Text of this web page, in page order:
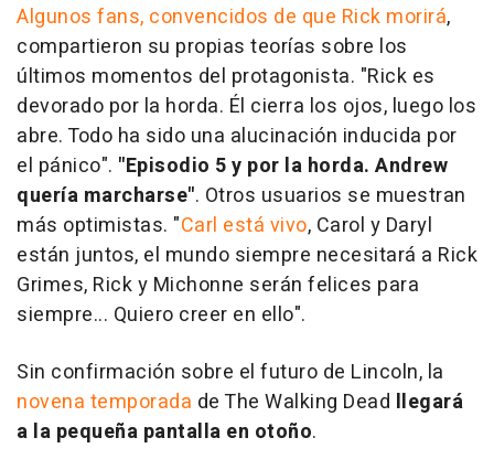
Algunos fans, convencidos de que Rick morirá,
compartieron su propias teorías sobre los
últimos momentos del protagonista. "Rick es
devorado por la horda. Él cierra los ojos, luego los
abre. Todo ha sido una alucinación inducida por
el pánico". "Episodio 5 y por la horda. Andrew
quería marcharse". Otros usuarios se muestran
más optimistas. "Carl está vivo, Carol y Daryl
están juntos, el mundo siempre necesitará a Rick
Grimes, Rick y Michonne serán felices para
siempre... Quiero creer en ello".
Sin confirmación sobre el futuro de Lincoln, la
novena temporada de The Walking Dead llegará
a la pequeña pantalla en otoño.